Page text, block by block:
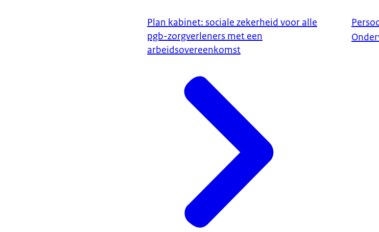
Plan kabinet: sociale zekerheid voor alle
pgb-zorgverleners met een
arbeidsovereenkomst